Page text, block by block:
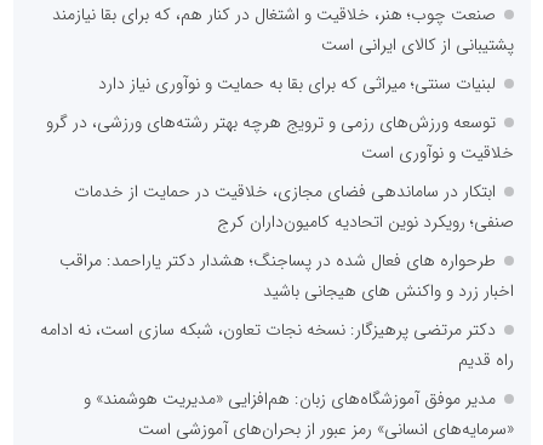
صنعت چوب؛ هنر، خلاقیت و اشتغال در کنار هم، که برای بقا نیازمند
پشتیبانی از کالای ایرانی است
لبنیات سنتی؛ میراثی که برای بقا به حمایت و نوآوری نیاز دارد
توسعه ورزش‌های رزمی و ترویج هرچه بهتر رشته‌های ورزشی، در گرو
خلاقیت و نوآوری است
ابتکار در ساماندهی فضای مجازی، خلاقیت در حمایت از خدمات
صنفی؛ رویکرد نوین اتحادیه کامیون‌داران کرج
طرحواره های فعال شده در پساجنگ؛ هشدار دکتر یاراحمد: مراقب
اخبار زرد و واکنش های هیجانی باشید
دکتر مرتضی پرهیزگار: نسخه نجات تعاون، شبکه سازی است، نه ادامه
راه قدیم
مدیر موفق آموزشگاه‌های زبان: هم‌افزایی «مدیریت هوشمند» و
«سرمایه‌های انسانی» رمز عبور از بحران‌های آموزشی است